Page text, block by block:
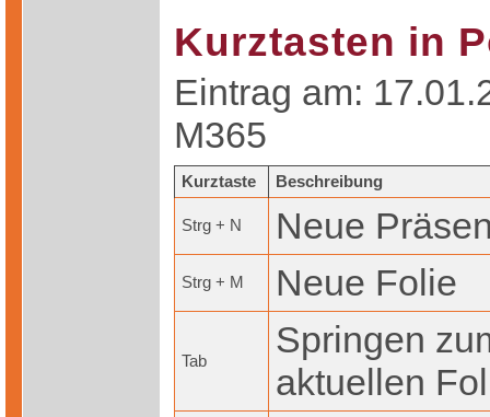
Kurztasten in
Eintrag am:
M365
Kurztaste Beschreibung
Strg + N Neue
Strg + M Neue Folie
Tab
Springen
aktuellen